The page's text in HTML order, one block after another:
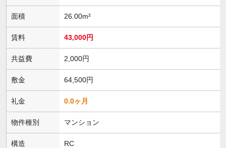
面積 26.00m²
賃料 43,000円
共益費 2,000円
敷金 64,500円
礼金 0.0ヶ月
物件種別 マンション
構造 RC